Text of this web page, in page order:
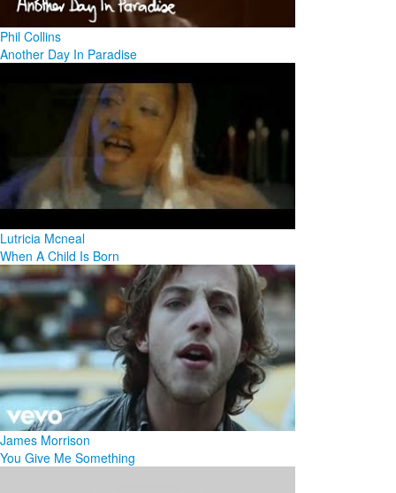
Phil Collins
Another Day In Paradise
Lutricia Mcneal
When A Child Is Born
James Morrison
You Give Me Something